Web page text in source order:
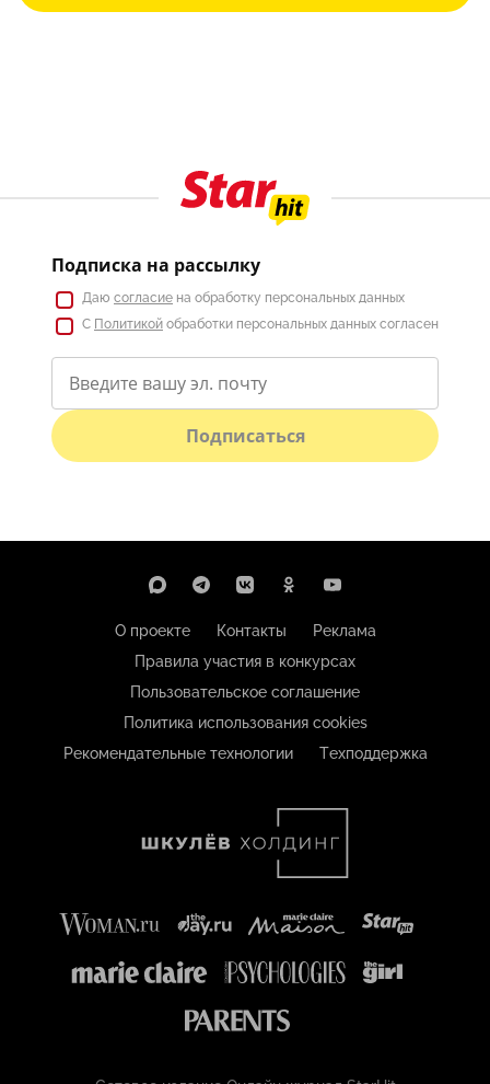
Подписка на рассылку
Даю согласие на обработку персональных данных
С Политикой обработки персональных данных согласен
Подписаться
О проекте Контакты
Реклама
Правила участия в конкурсах
Пользовательское соглашение
Политика использования cookies
Рекомендательные технологии
Техподдержка